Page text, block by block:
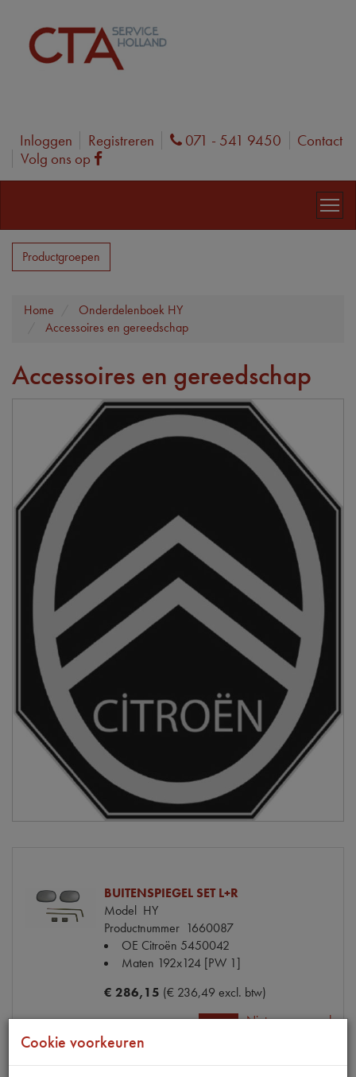
Inloggen Registreren Phone
071 - 541 9450
Contact
Volg ons op
Facebook
Productgroepen
Home
Onderdelenboek HY
Accessoires en gereedschap
Accessoires en gereedschap
BUITENSPIEGEL SET L+R
Model HY
Productnummer 1660087
OE Citroën 5450042
Maten 192x124 [PW 1]
€ 286,15 (€ 236,49 excl. btw)
Niet op voorraad
Cookie voorkeuren